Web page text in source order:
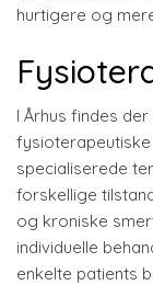
hurtigere og
I Århus findes
specialiserede
forskellige
og kroniske
individuelle
enkelte patients